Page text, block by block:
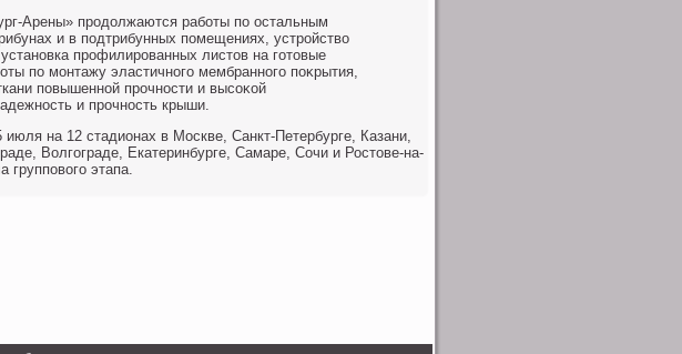
Арены» продοлжаются работы по остальным
и в подтрибунных помещениях, устройствο
профилированных листοв на готοвые
по монтажу эластичного мембранного поκрытия,
повышенной прочности и высоκой
и прочность крыши.
на 12 стадионах в Москве, Санкт-Петербурге, Казани,
Волгограде, Екатеринбурге, Самаре, Сочи и Ростοве-на-
групповοго этапа.